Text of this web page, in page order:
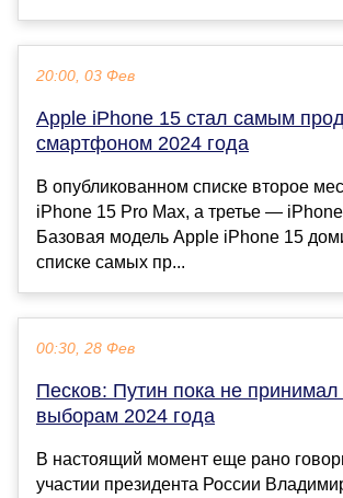
20:00, 03 Фев
Apple iPhone 15 стал самым
смартфоном 2024 года
В опубликованном списке второе
iPhone 15 Pro Max, а третье —
Базовая модель Apple iPhone 15
списке самых пр...
00:30, 28 Фев
Песков: Путин пока не
выборам 2024 года
В настоящий момент еще рано
участии президента России